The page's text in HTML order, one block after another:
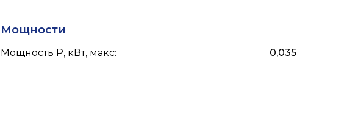
Мощности
Мощность P, кВт, макс: 0,035